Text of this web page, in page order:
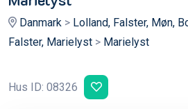
Danmark > Lolland, Falster, Møn,
Falster, Marielyst > Marielyst
Hus ID: 08326